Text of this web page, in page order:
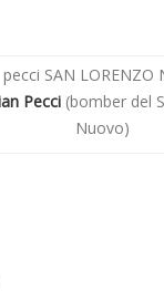
Pecci (bomber del
Nuovo)